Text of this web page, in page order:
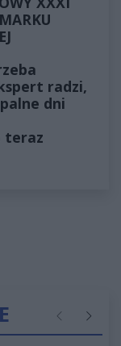
radzi,
dni
teraz
Poprzednie